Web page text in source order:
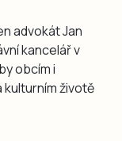
advokát Jan
kancelář v
obcím i
kulturním životě